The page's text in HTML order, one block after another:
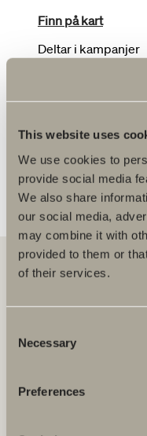
This website uses
We use cookies to
provide social media
We also share
our social media,
may combine it with
provided to them or
of their services.
Selection
Necessary
Preferences
Finn på kart
Deltar i kampanjer
FLERE
Verkstadsvägen 1,
SE 514 60 Dalstorp, Sverige